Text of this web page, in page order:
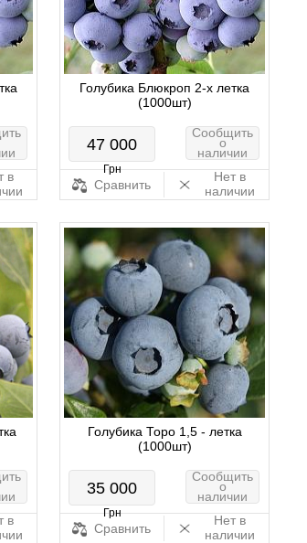
в
Голубика Блюкроп 2-х летка
(1000шт)
47 000
Грн
Сообщить
о
наличии
Сравнить
Нет в
наличии
в
Голубика Торо 1,5 - летка
(1000шт)
35 000
Грн
Сообщить
о
наличии
Сравнить
Нет в
наличии